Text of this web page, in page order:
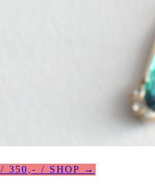
350,- / SHOP →